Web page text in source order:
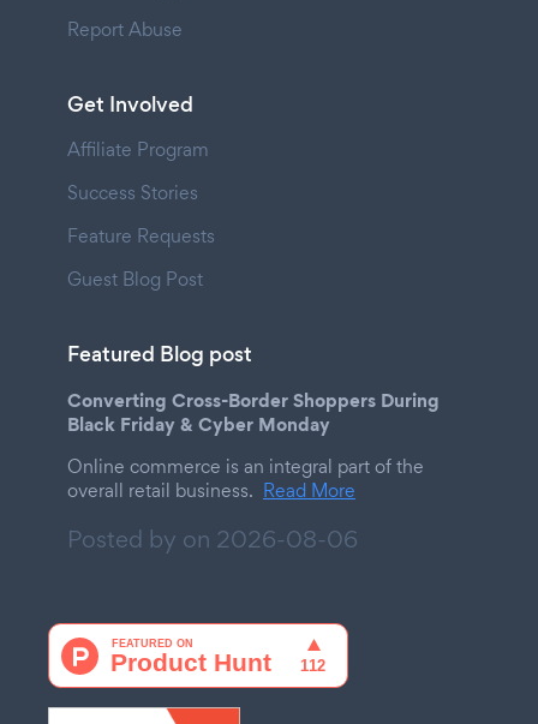
Report Abuse
Get Involved
Affiliate Program
Success Stories
Feature Requests
Guest Blog Post
Featured Blog post
Converting Cross-Border Shoppers During
Black Friday & Cyber Monday
Online commerce is an integral part of the
overall retail business. Read More
Posted by on 2026-08-06